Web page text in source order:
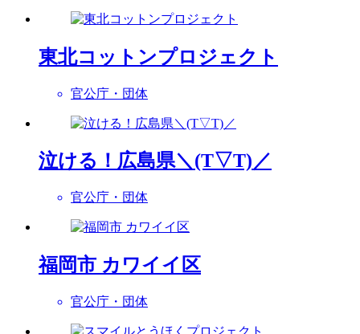
東北コットンプロジェクト
官公庁・団体
泣ける！広島県＼(T▽T)／
官公庁・団体
福岡市 カワイイ区
官公庁・団体